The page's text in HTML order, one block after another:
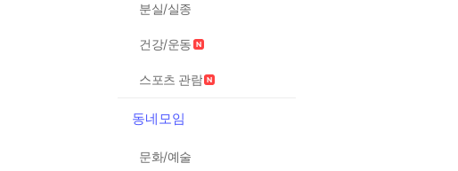
분실/실종
건강/운동
스포츠 관람
동네모임
문화/예술